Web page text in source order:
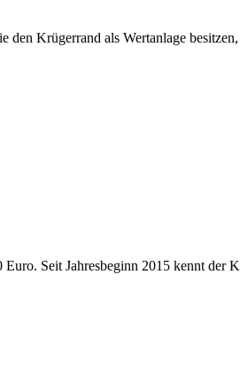
Krügerrand als Wertanlage
Seit Jahresbeginn 2015 kennt der